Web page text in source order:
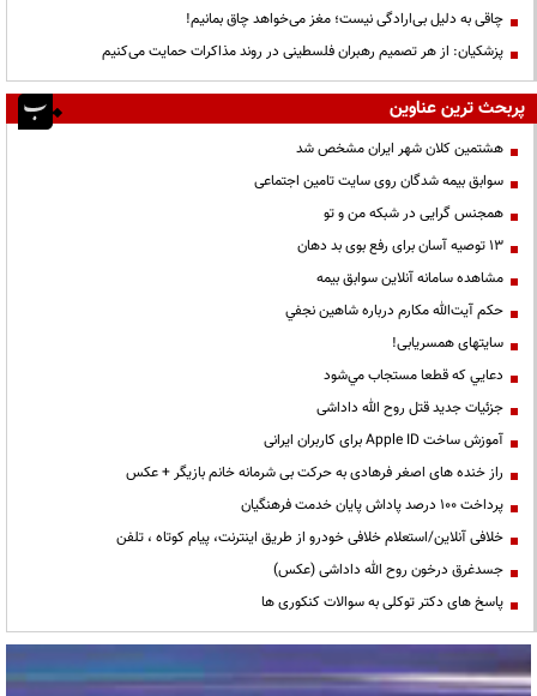
چاقی به دلیل بی‌ارادگی نیست؛ مغز می‌خواهد چاق بمانیم!
پزشکیان: از هر تصمیم رهبران فلسطینی در روند مذاکرات حمایت می‌کنیم
پربحث ترین عناوین
هشتمین کلان شهر ایران مشخص شد
سوابق بیمه شدگان روی سایت تامین اجتماعی
همجنس گرایی در شبکه من و تو
13 توصیه آسان برای رفع بوی بد دهان
مشاهده سامانه آنلاين سوابق بیمه
حكم آيت‌الله مكارم درباره شاهين نجفي
سایتهای همسریابی!
دعايي كه قطعا مستجاب مي‌شود
جزئیات جدید قتل روح الله داداشی
آموزش ساخت Apple ID برای کاربران ایرانی
راز خنده های اصغر فرهادی به حرکت بی شرمانه خانم بازیگر + عکس
پرداخت ۱۰۰ درصد پاداش پایان خدمت فرهنگیان
خلافی آنلاین/استعلام خلافی خودرو از طریق اینترنت، پیام کوتاه ، تلفن
جسدغرق درخون روح الله داداشی (عکس)
پاسخ های دکتر توکلی به سوالات کنکوری ها